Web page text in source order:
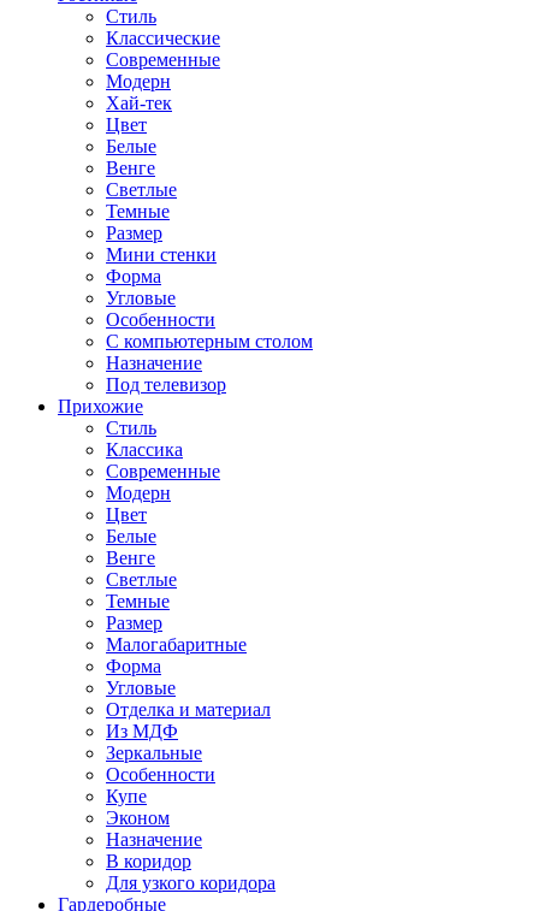
Стиль
Классические
Современные
Модерн
Хай-тек
Цвет
Белые
Венге
Светлые
Темные
Размер
Мини стенки
Форма
Угловые
Особенности
С компьютерным столом
Назначение
Под телевизор
Прихожие
Стиль
Классика
Современные
Модерн
Цвет
Белые
Венге
Светлые
Темные
Размер
Малогабаритные
Форма
Угловые
Отделка и материал
Из МДФ
Зеркальные
Особенности
Купе
Эконом
Назначение
В коридор
Для узкого коридора
Гардеробные